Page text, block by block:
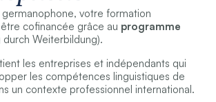
germanophone, votre formation
cofinancée grâce au programme
durch Weiterbildung).
les entreprises et indépendants qui
les compétences linguistiques de
un contexte professionnel international.